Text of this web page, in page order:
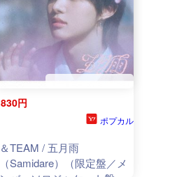
830円
ポプカル
＆TEAM / 五月雨
（Samidare）（限定盤／メ